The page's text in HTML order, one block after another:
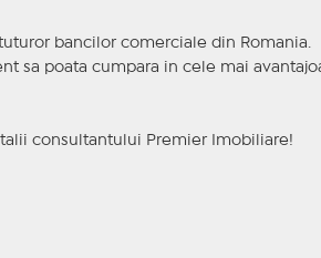
bancilor comerciale din Romania.
sa poata cumpara in cele mai
consultantului Premier Imobiliare!